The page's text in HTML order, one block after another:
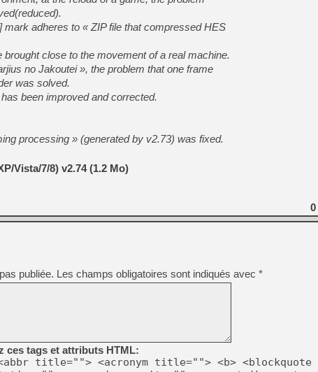
[LS] [PS5] ps5-y2jb-
[GK] Pourquoi Marvel
[GK] Test : Restory : Chill
[GK] GTA 6 : Rockstar
[GK] Hot Wheels Infinite
[GK] Mémoire cash -
[GK] Résultats Nintendo :
[Mo5] Brickboy cherche à
[GK] Minecraft et ses «
[GK] Beast of
[GK] Ubisoft : fin de partie
[GK] Mémoire cash -
[GK] Dan Houser (GTA)
[GK] Comment EA Sports
[GK] Crimson Moon : un
[GK] Isle of Reveries : le
[GK] Moonlighter 2 : The
mark adheres to « ZIP file that compressed HES
brought close to the movement of a real machine.
no Jakoutei », the problem that one frame
was solved.
been improved and corrected.
processing » (generated by v2.73) was fixed.
Vista/7/8) v2.74 (1.2 Mo)
0
publiée. Les champs obligatoires sont indiqués avec *
ces tags et attributs HTML:
title=""> <acronym title=""> <b> <blockquote